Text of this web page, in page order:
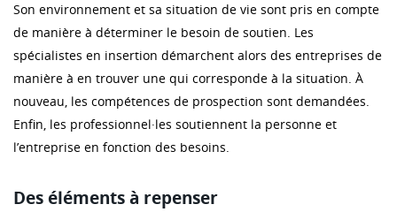
Son environnement et sa situation de vie sont pris en compte
de manière à déterminer le besoin de soutien. Les
spécialistes en insertion démarchent alors des entreprises de
manière à en trouver une qui corresponde à la situation. À
nouveau, les compétences de prospection sont demandées.
Enfin, les professionnel·les soutiennent la personne et
l’entreprise en fonction des besoins.
Des éléments à repenser